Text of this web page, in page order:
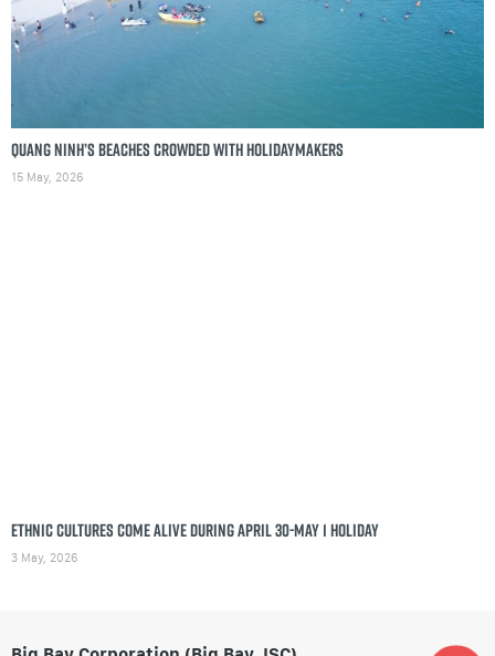
Quang Ninh’s beaches crowded with holidaymakers
15 May, 2026
Ethnic cultures come alive during April 30-May 1 holiday
3 May, 2026